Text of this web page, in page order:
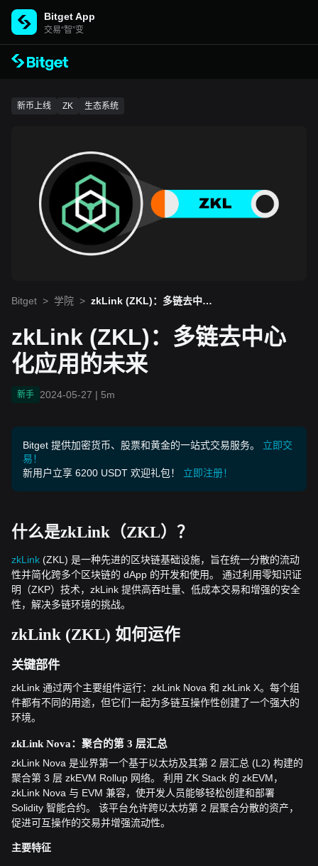
Bitget App
交易“智”变
新币上线 ZK 生态系统
Bitget > 学院 > zkLink (ZKL)：多链去中心
zkLink (ZKL)：多链去中心
化应用的未来
新手 2024-05-27 | 5m
Bitget 提供加密货币、股票和黄金的一站式交易服务。
立即交
易！
新用户立享 6200 USDT 欢迎礼包！
立即注册！
什么是zkLink（ZKL）？
zkLink (ZKL) 是一种先进的区块链基础设施，旨在统一分散的流动
性并简化跨多个区块链的 dApp 的开发和使用。 通过利用零知识证
明（ZKP）技术，zkLink 提供高吞吐量、低成本交易和增强的安全
性，解决多链环境的挑战。
zkLink (ZKL) 如何运作
关键部件
zkLink 通过两个主要组件运行：zkLink Nova 和 zkLink X。每个组
件都有不同的用途，但它们一起为多链互操作性创建了一个强大的
环境。
zkLink Nova：聚合的第 3 层汇总
zkLink Nova 是业界第一个基于以太坊及其第 2 层汇总 (L2) 构建的
聚合第 3 层 zkEVM Rollup 网络。 利用 ZK Stack 的 zkEVM，
zkLink Nova 与 EVM 兼容，使开发人员能够轻松创建和部署
Solidity 智能合约。 该平台允许跨以太坊第 2 层聚合分散的资产，
促进可互操作的交易并增强流动性。
主要特征